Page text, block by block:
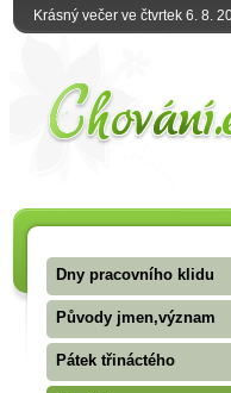
Krásný večer ve čtvrtek 6. 8.
Dny pracovního klidu
Původy jmen,význam
Pátek třináctého